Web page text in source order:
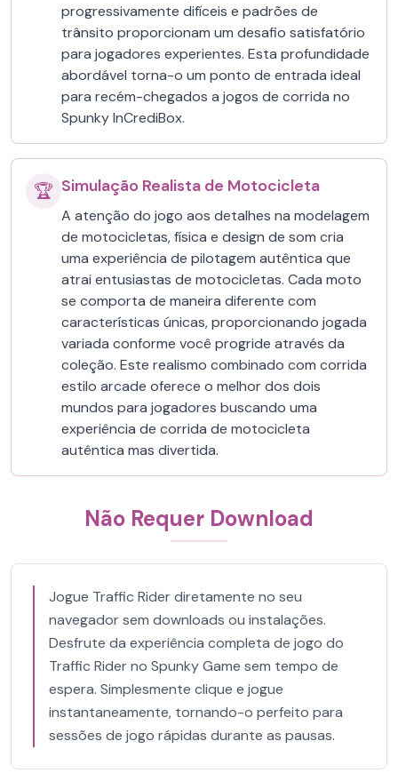
progressivamente difíceis e padrões de
trânsito proporcionam um desafio satisfatório
para jogadores experientes. Esta profundidade
abordável torna-o um ponto de entrada ideal
para recém-chegados a jogos de corrida no
Spunky InCrediBox.
🏆 Simulação Realista de Motocicleta
A atenção do jogo aos detalhes na modelagem
de motocicletas, física e design de som cria
uma experiência de pilotagem autêntica que
atrai entusiastas de motocicletas. Cada moto
se comporta de maneira diferente com
características únicas, proporcionando jogada
variada conforme você progride através da
coleção. Este realismo combinado com corrida
estilo arcade oferece o melhor dos dois
mundos para jogadores buscando uma
experiência de corrida de motocicleta
autêntica mas divertida.
Não Requer Download
Jogue Traffic Rider diretamente no seu
navegador sem downloads ou instalações.
Desfrute da experiência completa de jogo do
Traffic Rider no Spunky Game sem tempo de
espera. Simplesmente clique e jogue
instantaneamente, tornando-o perfeito para
sessões de jogo rápidas durante as pausas.